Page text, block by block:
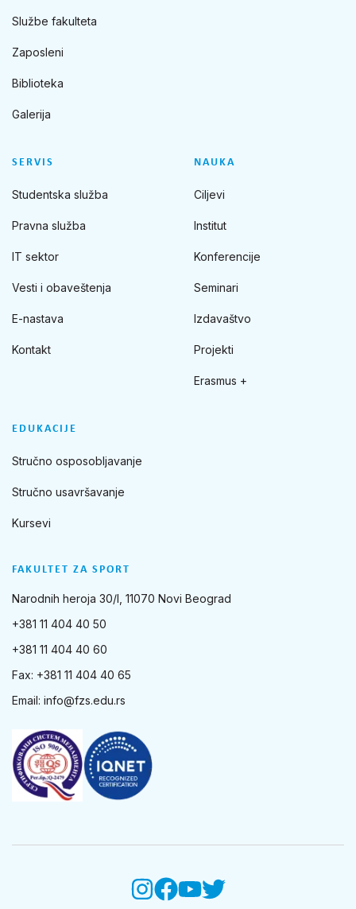
FAKULTET ZA SPORT
Narodnih heroja 30/I, 11070 Novi Beograd
+381 11 404 40 50
+381 11 404 40 60
Fax: +381 11 404 40 65
Email: info@fzs.edu.rs
Službe fakulteta
Zaposleni
Biblioteka
Galerija
SERVIS
Studentska služba
Pravna služba
IT sektor
Vesti i obaveštenja
E-nastava
Kontakt
NAUKA
Ciljevi
Institut
Konferencije
Seminari
Izdavaštvo
Projekti
Erasmus +
EDUKACIJE
Stručno osposobljavanje
Stručno usavršavanje
Kursevi